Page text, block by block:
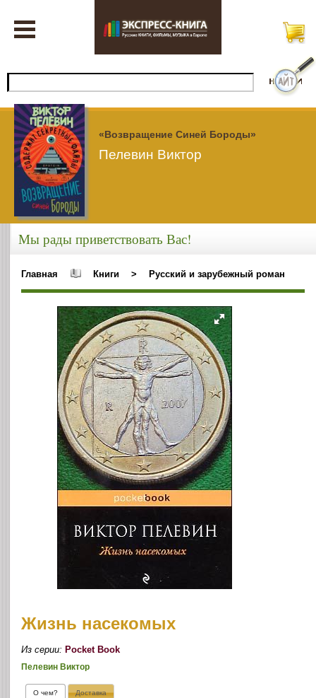
«Возвращение Синей Бороды»
Пелевин Виктор
Мы рады приветствовать Вас!
Главная Книги > Русский и зарубежный роман
Жизнь насекомых
Из серии:Pocket Book
Пелевин Виктор
О чем? Доставка